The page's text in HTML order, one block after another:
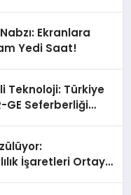
Ekranlara
Yedi Saat!
Teknoloji: Türkiye
GE Seferberliği
İşaretleri Ortaya